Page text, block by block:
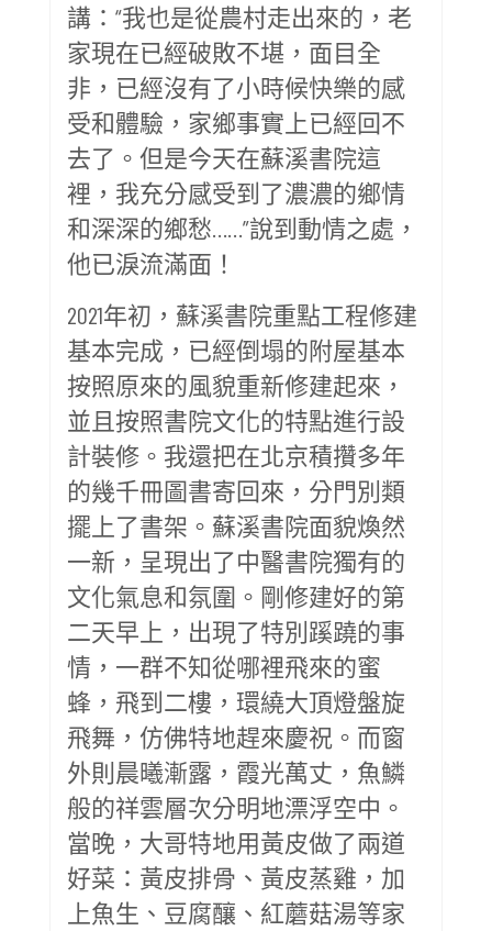
講：“我也是從農村走出來的，老
家現在已經破敗不堪，面目全
非，已經沒有了小時候快樂的感
受和體驗，家鄉事實上已經回不
去了。但是今天在蘇溪書院這
裡，我充分感受到了濃濃的鄉情
和深深的鄉愁……”說到動情之處，
他已淚流滿面！
2021年初，蘇溪書院重點工程修建
基本完成，已經倒塌的附屋基本
按照原來的風貌重新修建起來，
並且按照書院文化的特點進行設
計裝修。我還把在北京積攢多年
的幾千冊圖書寄回來，分門別類
擺上了書架。蘇溪書院面貌煥然
一新，呈現出了中醫書院獨有的
文化氣息和氛圍。剛修建好的第
二天早上，出現了特別蹊蹺的事
情，一群不知從哪裡飛來的蜜
蜂，飛到二樓，環繞大頂燈盤旋
飛舞，仿佛特地趕來慶祝。而窗
外則晨曦漸露，霞光萬丈，魚鱗
般的祥雲層次分明地漂浮空中。
當晚，大哥特地用黃皮做了兩道
好菜：黃皮排骨、黃皮蒸雞，加
上魚生、豆腐釀、紅蘑菇湯等家